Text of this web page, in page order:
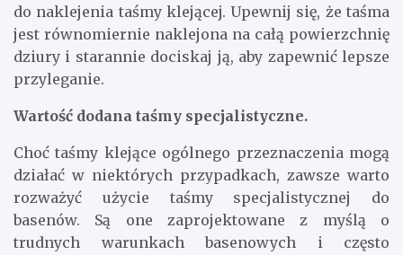
do naklejenia taśmy klejącej. Upewnij się, że taśma
jest równomiernie naklejona na całą powierzchnię
dziury i starannie dociskaj ją, aby zapewnić lepsze
przyleganie.
Wartość dodana taśmy specjalistyczne.
Choć taśmy klejące ogólnego przeznaczenia mogą
działać w niektórych przypadkach, zawsze warto
rozważyć użycie taśmy specjalistycznej do
basenów. Są one zaprojektowane z myślą o
trudnych warunkach basenowych i często